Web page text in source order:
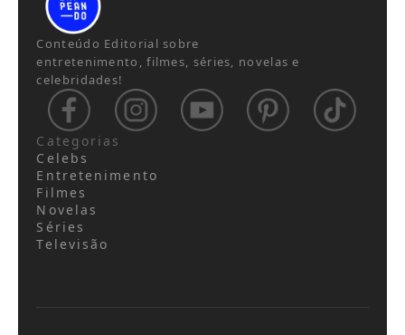
Conteúdo Editorial sobre
entretenimento, filmes, séries, novelas e
celebridades!
Categorias
Celebs
Entretenimento
Filmes
Novelas
Séries
Televisão